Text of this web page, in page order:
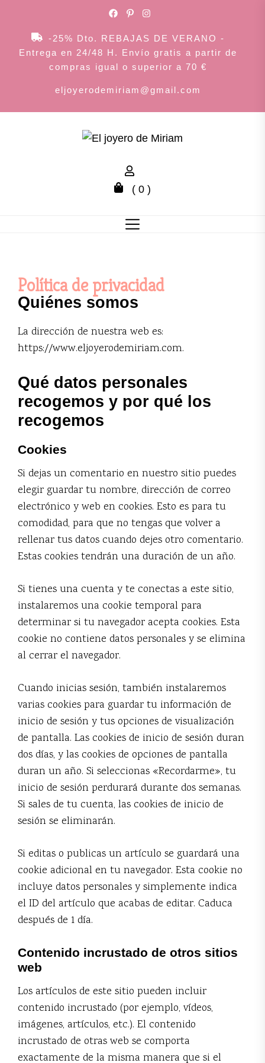
content
-25% Dto. REBAJAS DE VERANO -
Entrega en 24/48 H. Envío gratis a partir de
compras igual o superior a 70 €
eljoyerodemiriam@gmail.com
joyero
de
( 0 )
Política de privacidad
Quiénes somos
La dirección de nuestra web es:
https://www.eljoyerodemiriam.com.
Qué datos personales
recogemos y por qué los
recogemos
Cookies
Si dejas un comentario en nuestro sitio puedes
elegir guardar tu nombre, dirección de correo
electrónico y web en cookies. Esto es para tu
comodidad, para que no tengas que volver a
rellenar tus datos cuando dejes otro comentario.
Estas cookies tendrán una duración de un año.
Si tienes una cuenta y te conectas a este sitio,
instalaremos una cookie temporal para
determinar si tu navegador acepta cookies. Esta
cookie no contiene datos personales y se elimina
al cerrar el navegador.
Cuando inicias sesión, también instalaremos
varias cookies para guardar tu información de
inicio de sesión y tus opciones de visualización
de pantalla. Las cookies de inicio de sesión duran
dos días, y las cookies de opciones de pantalla
duran un año. Si seleccionas «Recordarme», tu
inicio de sesión perdurará durante dos semanas.
Si sales de tu cuenta, las cookies de inicio de
sesión se eliminarán.
Si editas o publicas un artículo se guardará una
cookie adicional en tu navegador. Esta cookie no
incluye datos personales y simplemente indica
el ID del artículo que acabas de editar. Caduca
después de 1 día.
Contenido incrustado de otros sitios
web
Los artículos de este sitio pueden incluir
contenido incrustado (por ejemplo, vídeos,
imágenes, artículos, etc.). El contenido
incrustado de otras web se comporta
exactamente de la misma manera que si el